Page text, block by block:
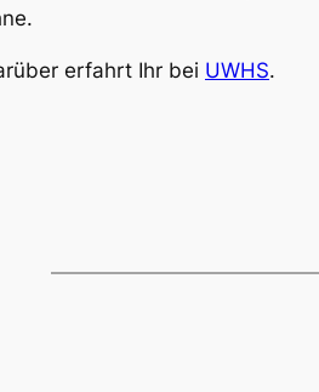
erfahrt Ihr bei UWHS.